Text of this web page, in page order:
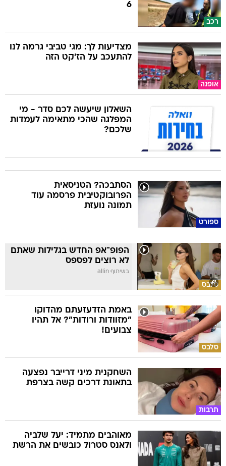
רכב
6
אופנה
מצדיעות לך: מגי טביבי גרמה לנו
להתעכב על הז'קט הזה
השאלון שיעשה לכם סדר - מי
המפלגה שהכי מתאימה לעמדות
שלכם?
ספורט
הסתבכה? הטניסאית
הפרובוקטיבית פרסמה עוד
תמונה נועזת
סלבס
הפופ־אפ החדש בגלילות שאתם
לא רוצים לפספס
בשיתוף allin
סלבס
באמת הזדעזעתם מהדוקו
"מזוודות ורודות"? אל תהיו
צבועים!
תרבות
השחקנית מיני דרייבר נפצעה
בתאונת דרכים קשה בצרפת
מאוהבים מתמיד: יעל שלביה
ולאנס סטרול כובשים את הרשת